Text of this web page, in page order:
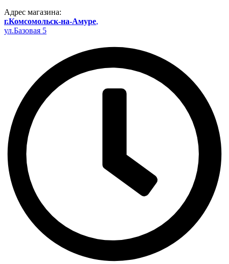
Адрес магазина:
г.Комсомольск-на-Амуре,
ул.Базовая 5